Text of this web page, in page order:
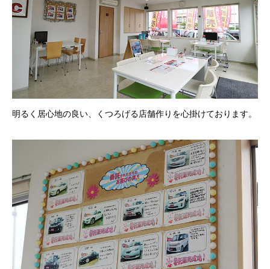
明るく居心地の良い、くつろげる店舗作りを心掛けております。